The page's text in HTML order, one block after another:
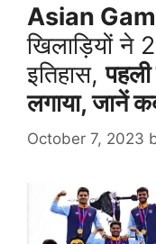
Asian
खिलाड़ियों ने
इतिहास,
लगाया, जानें
October 7, 2023